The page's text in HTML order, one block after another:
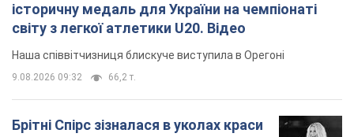
історичну медаль для України на чемпіонаті
світу з легкої атлетики U20. Відео
Наша співвітчизниця блискуче виступила в Орегоні
9.08.2026 09:32 66,2 т.
Брітні Спірс зізналася в уколах краси